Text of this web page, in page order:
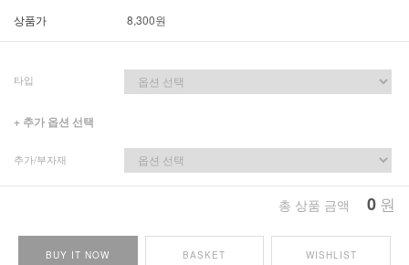
상품가 8,300원
타입
+ 추가 옵션 선택
추가/부자재
총 상품 금액 0 원
BUY IT NOW BASKET WISHLIST